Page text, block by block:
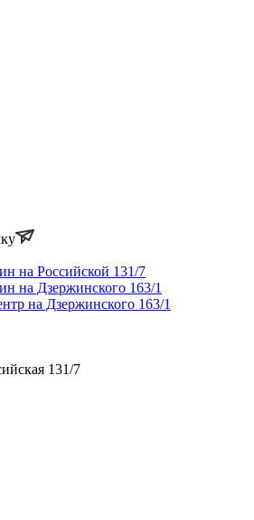
на Российской 131/7
на Дзержинского 163/1
на Дзержинского 163/1
131/7